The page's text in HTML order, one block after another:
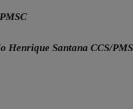
Henrique Santana CCS/